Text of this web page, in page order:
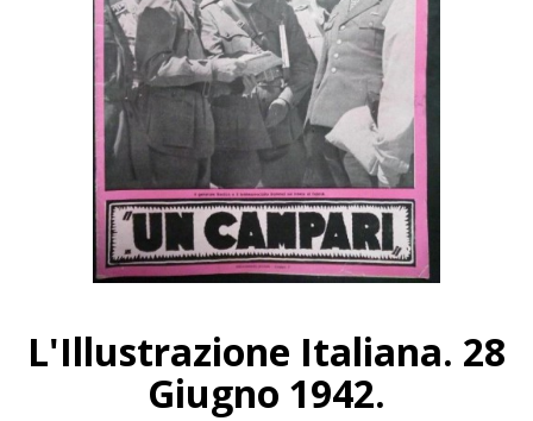
L'Illustrazione Italiana. 28
Giugno 1942.